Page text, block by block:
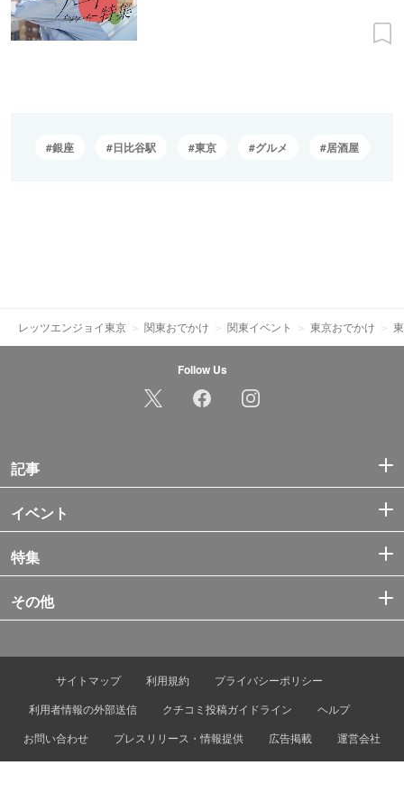
銀座 日比谷駅 東京 グルメ 居酒屋
レッツエンジョイ東京 関東おでかけ 関東イベント 東京おでかけ
Follow Us
記事
イベント
特集
その他
サイトマップ 利用規約
プライバシーポリシー
利用者情報の外部送信
クチコミ投稿ガイドライン
ヘルプ
お問い合わせ
プレスリリース・情報提供 広告掲載 運営会社